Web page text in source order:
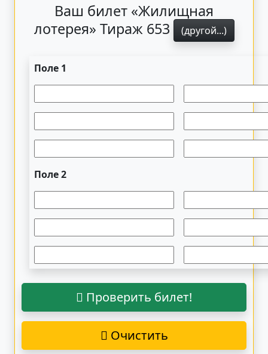
Ваш билет «Жилищная
лотерея» Тираж 653
(другой...)
Поле 1
Поле 2
Проверить билет!
Очистить